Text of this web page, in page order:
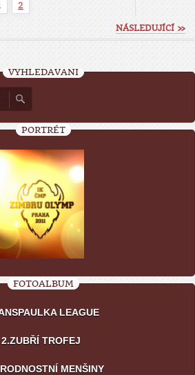
2
NÁSLEDUJÍCÍ »
VYHLEDÁVÁNÍ
PORTRÉT
FOTOALBUM
LEAGUE
2.ZUBŘÍ TROFEJ
MENŠINY